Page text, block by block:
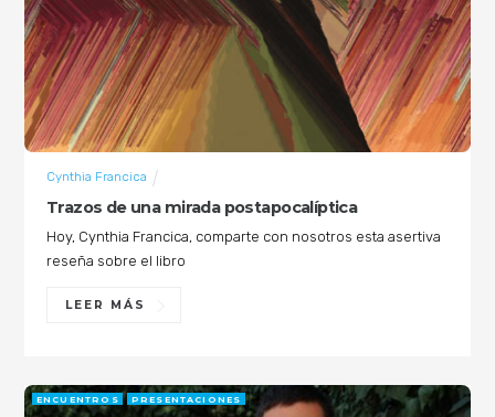
Trazos de una mirada postapocalíptica
Cynthia Francica
Hoy, Cynthia Francica, comparte con nosotros esta asertiva
reseña sobre el libro
LEER MÁS
ENCUENTROS PRESENTACIONES